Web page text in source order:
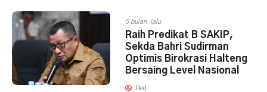
5 bulan lalu
Raih Predikat B SAKIP,
Sekda Bahri Sudirman
Optimis Birokrasi Halteng
Bersaing Level Nasional
Red